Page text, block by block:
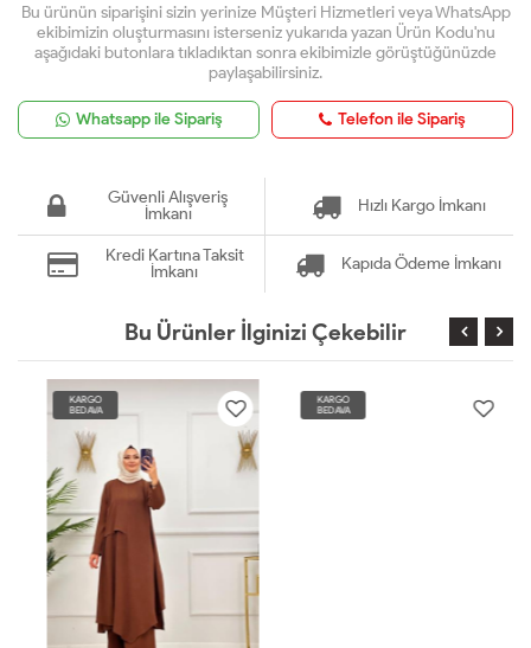
Bu ürünün siparişini sizin yerinize Müşteri Hizmetleri veya WhatsApp
ekibimizin oluşturmasını isterseniz yukarıda yazan Ürün Kodu'nu
aşağıdaki butonlara tıkladıktan sonra ekibimizle görüştüğünüzde
paylaşabilirsiniz.
Whatsapp ile Sipariş Telefon ile Sipariş
Güvenli Alışveriş
İmkanı
Hızlı Kargo İmkanı
Kredi Kartına Taksit
İmkanı
Kapıda Ödeme İmkanı
Bu Ürünler İlginizi Çekebilir
KARGO
BEDAVA
KARGO
BEDAVA